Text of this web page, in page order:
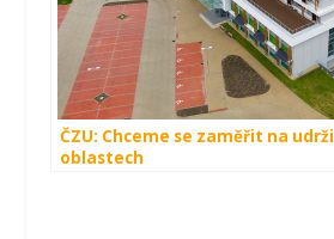
ČZU: Chceme se zaměřit na
oblastech